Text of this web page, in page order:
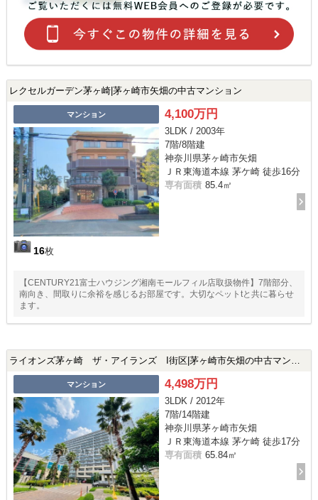
レクセルガーデン茅ヶ崎|茅ヶ崎市矢畑の中古マンション
マンション
16枚
4,100万円
3LDK / 2003年
7階/8階建
神奈川県茅ヶ崎市矢畑
ＪＲ東海道本線 茅ケ崎 徒歩16分
専有面積 85.4㎡
【CENTURY21富士ハウジング湘南モールフィル店取扱物件】7階部分、
南向き、間取りに余裕を感じるお部屋です。大切なペットtと共に暮らせ
ます。
マンション 4,498万円
3LDK / 2012年
7階/14階建
神奈川県茅ヶ崎市矢畑
ＪＲ東海道本線 茅ケ崎 徒歩17分
専有面積 65.84㎡